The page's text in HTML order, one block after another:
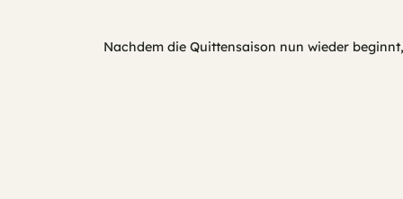
Nachdem die Quittensaison nun wieder